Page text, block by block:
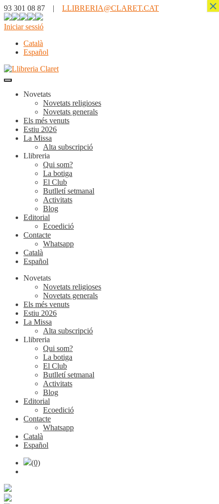
93 301 08 87 | LLIBRERIA@CLARET.CAT
Iniciar sessió
Català
Español
Novetats
Novetats religioses
Novetats generals
Els més venuts
Estiu 2026
La Missa
Alta subscripció
Llibreria
Qui som?
La botiga
El Club
Butlletí setmanal
Activitats
Blog
Editorial
Ecoedició
Contacte
Whatsapp
Català
Español
Novetats
Novetats religioses
Novetats generals
Els més venuts
Estiu 2026
La Missa
Alta subscripció
Llibreria
Qui som?
La botiga
El Club
Butlletí setmanal
Activitats
Blog
Editorial
Ecoedició
Contacte
Whatsapp
Català
Español
(0)
×